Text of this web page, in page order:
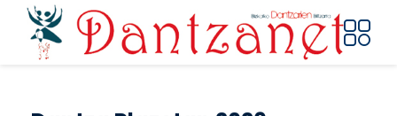
Pasar al contenido principal